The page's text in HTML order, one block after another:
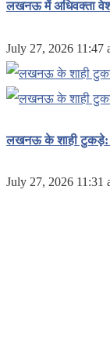
लखनऊ में अधिवक्ता
July 27, 2026 11:47
लखनऊ के शाही टुकड़े:
July 27, 2026 11:31